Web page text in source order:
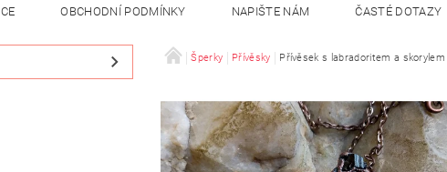
OBCHODNÍ PODMÍNKY NAPIŠTE NÁM ČASTÉ DOTAZY
Šperky Přívěsky Přívěsek s labradoritem a skorylem